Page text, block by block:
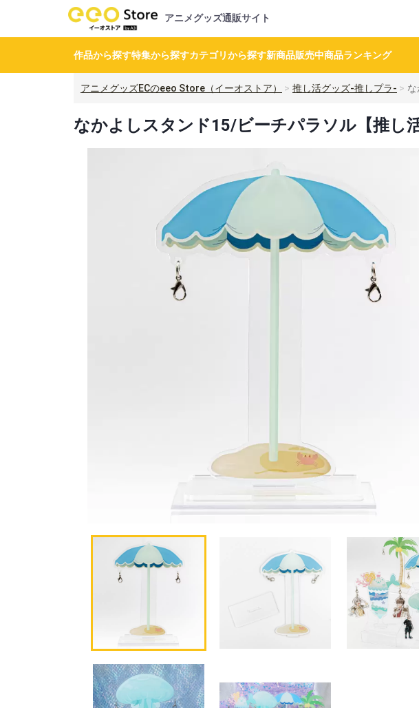
アニメグッズ通販サイト
作品から探す特集から探すカテゴリから探す新商品販売中商品ランキング
アニメグッズECのeeo Store（イーオストア） 推し活グッズ-推しプラ-
なかよしスタンド15/ビーチパラソル【推し活